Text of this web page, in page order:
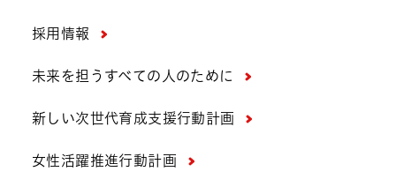
採用情報
未来を担うすべての人のために
新しい次世代育成支援行動計画
女性活躍推進行動計画